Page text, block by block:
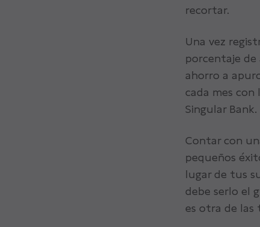
recortar.
Una vez
porcentaje de
ahorro a
cada mes
Singular Bank.
Contar con
pequeños
lugar de tus
debe serlo el
es otra de las